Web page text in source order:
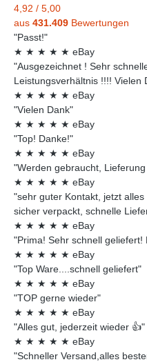
4,92 / 5,00
aus 431.409 Bewertungen
"Passt!"
★ ★ ★ ★ ★ eBay
"Ausgezeichnet ! Sehr
Leistungsverhältnis !!!! Vielen
★ ★ ★ ★ ★ eBay
"Vielen Dank"
★ ★ ★ ★ ★ eBay
"Top! Danke!"
★ ★ ★ ★ ★ eBay
"Werden gebraucht,
★ ★ ★ ★ ★ eBay
"sehr guter Kontakt, jetzt
sicher verpackt, schnelle
★ ★ ★ ★ ★ eBay
"Prima! Sehr schnell
★ ★ ★ ★ ★ eBay
"Top Ware....schnell geliefert"
★ ★ ★ ★ ★ eBay
"TOP gerne wieder"
★ ★ ★ ★ ★ eBay
"Alles gut, jederzeit wieder 👍"
★ ★ ★ ★ ★ eBay
"Schneller Versand,alles